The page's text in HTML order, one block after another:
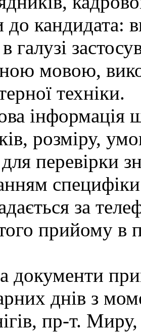
кандидата:
галузі
мовою,
техніки.
інформація
розміру,
перевірки
за
прийому в
документи
днів з
пр-т.